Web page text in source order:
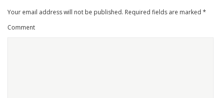
Your email address will not be published. Required fields are marked *
Comment